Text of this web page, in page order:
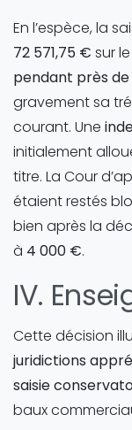
En l’espèce, la
72 571,75 € sur
pendant près de
gravement sa
courant. Une
initialement
titre. La Cour
étaient restés
bien après la
à 4 000 €.
IV.
Cette décision
juridictions
saisie
baux